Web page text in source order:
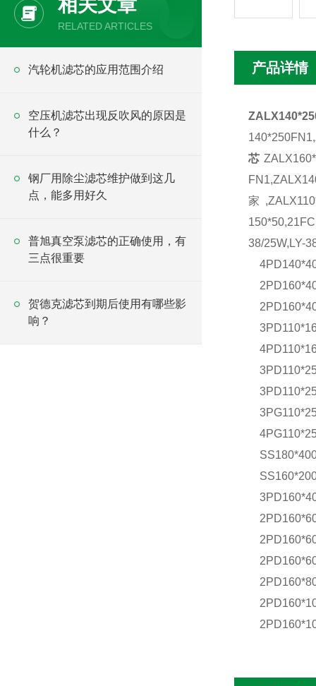
相关文章
RELATED ARTICLES
汽轮机滤芯的应用范围介绍
空压机滤芯出现反吹风的原因是
什么？
钢厂用除尘滤芯维护做到这几
点，能多用好久
普旭真空泵滤芯的正确使用，有
三点很重要
贺德克滤芯到期后使用有哪些影
响？
产品详情
芯
家
38/25W,LY-